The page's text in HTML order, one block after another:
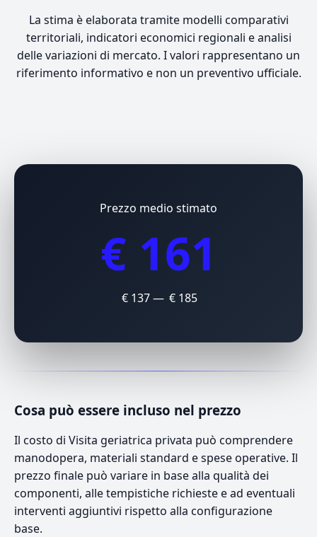
La stima è elaborata tramite modelli comparativi
territoriali, indicatori economici regionali e analisi
delle variazioni di mercato. I valori rappresentano un
riferimento informativo e non un preventivo ufficiale.
Prezzo medio stimato
€ 161
€ 137 — € 185
Cosa può essere incluso nel prezzo
Il costo di Visita geriatrica privata può comprendere
manodopera, materiali standard e spese operative. Il
prezzo finale può variare in base alla qualità dei
componenti, alle tempistiche richieste e ad eventuali
interventi aggiuntivi rispetto alla configurazione
base.